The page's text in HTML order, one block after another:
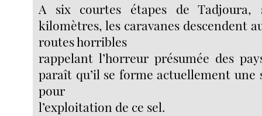
A six courtes étapes de
kilomètres, les caravanes descendent
routes horribles
rappelant l’horreur présumée des
paraît qu’il se forme actuellement une
pour
l’exploitation de ce sel.